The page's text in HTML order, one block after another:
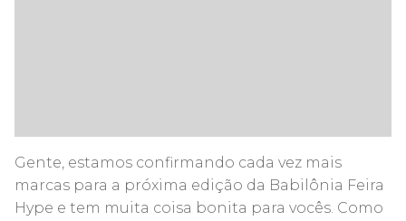
Gente, estamos confirmando cada vez mais
marcas para a próxima edição da Babilônia Feira
Hype e tem muita coisa bonita para vocês. Como